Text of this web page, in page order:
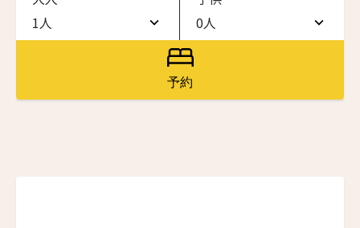
ONE GT Grand Cayman
ザ・キャベンディッシュ・ロンドン
ザ・バウアー
1人
1人
0人
0人
予約